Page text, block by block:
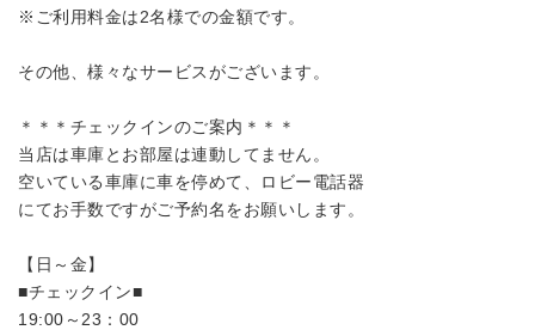
※ご利用料金は2名様での金額です。
その他、様々なサービスがございます。
＊＊＊チェックインのご案内＊＊＊
当店は車庫とお部屋は連動してません。
空いている車庫に車を停めて、ロビー電話器
にてお手数ですがご予約名をお願いします。
【日～金】
■チェックイン■
19:00～23：00